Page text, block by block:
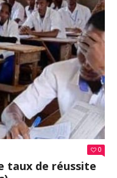
ÉLU
DE
LA
0
taux de réussite